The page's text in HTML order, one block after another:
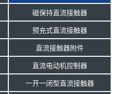
磁保持直流接触器
预充式直流接触器
直流接触器附件
直流电动机控制器
一开一闭型直流接触器